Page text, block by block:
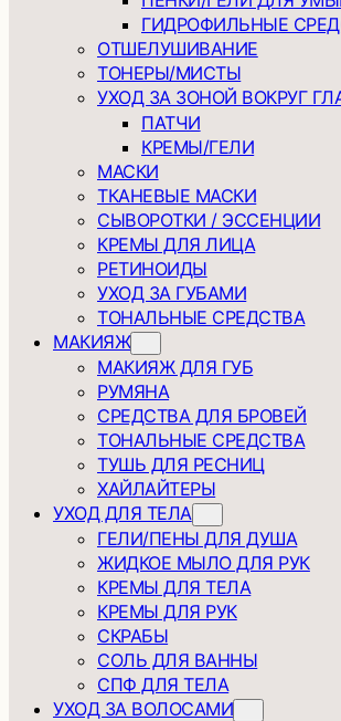
ГИДРОФИЛЬНЫЕ
ОТШЕЛУШИВАНИЕ
ТОНЕРЫ/МИСТЫ
УХОД ЗА ЗОНОЙ ВОКРУГ
ПАТЧИ
КРЕМЫ/ГЕЛИ
МАСКИ
ТКАНЕВЫЕ МАСКИ
СЫВОРОТКИ / ЭССЕНЦИИ
КРЕМЫ ДЛЯ ЛИЦА
РЕТИНОИДЫ
УХОД ЗА ГУБАМИ
ТОНАЛЬНЫЕ СРЕДСТВА
МАКИЯЖ
МАКИЯЖ ДЛЯ ГУБ
РУМЯНА
СРЕДСТВА ДЛЯ БРОВЕЙ
ТОНАЛЬНЫЕ СРЕДСТВА
ТУШЬ ДЛЯ РЕСНИЦ
ХАЙЛАЙТЕРЫ
УХОД ДЛЯ ТЕЛА
ГЕЛИ/ПЕНЫ ДЛЯ ДУША
ЖИДКОЕ МЫЛО ДЛЯ РУК
КРЕМЫ ДЛЯ ТЕЛА
КРЕМЫ ДЛЯ РУК
СКРАБЫ
СОЛЬ ДЛЯ ВАННЫ
СПФ ДЛЯ ТЕЛА
УХОД ЗА ВОЛОСАМИ